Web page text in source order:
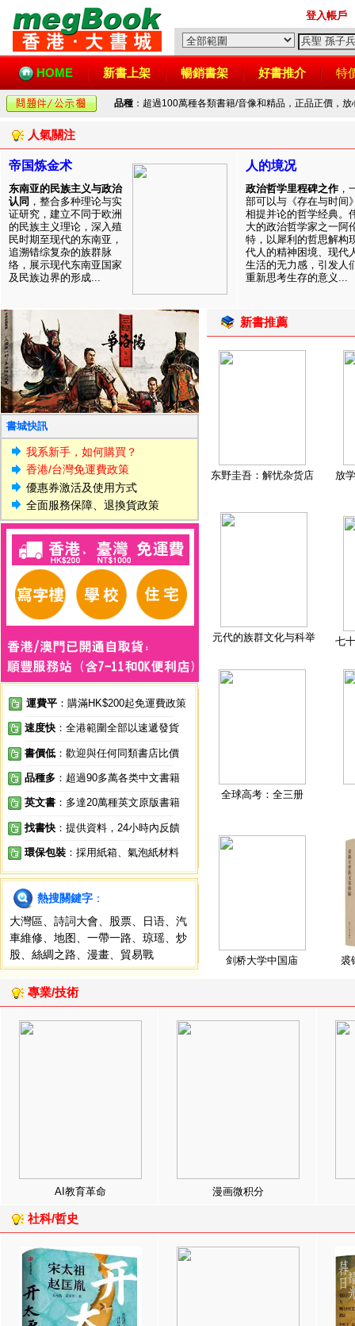
登入帳戶
HOME 新書上架 暢銷書架 好書推介 特
品種 ：超過100萬種各類書籍/音像和精品，正品正價，
人氣關注
帝国炼金术
东南亚的民族主义与政治
认同 ，整合多种理论与实
证研究，建立不同于欧洲
的民族主义理论，深入殖
民时期至现代的东南亚，
追溯错综复杂的族群脉
络，展示现代东南亚国家
及民族边界的形成...
人的境况
政治哲学里程碑之作 ，
部可以与《存在与时间
相提并论的哲学经典。
大的政治哲学家之一阿
特，以犀利的哲思解构
代人的精神困境、现代
生活的无力感，引发人
重新思考生存的意义...
書城快訊
我系新手，如何購買？
香港/台灣免運費政策
優惠券激活及使用方式
全面服務保障、退換貨政策
運費平 ：購滿HK$200起免運費政策
速度快 ：全港範圍全部以速遞發貨
書價低 ：歡迎與任何同類書店比價
品種多 ：超過90多萬各类中文書籍
英文書 ：多達20萬種英文原版書籍
找書快 ：提供資料，24小時內反饋
環保包裝 ：採用紙箱、氣泡紙材料
熱搜關鍵字 ：
大灣區
詩詞大會 股票 日语
汽
車維修
地图 一帶一路 琼瑶
炒
股
絲綢之路 漫畫 貿易戰
新書推薦
东野圭吾：解忧杂货店 放
元代的族群文化与科举 七
全球高考：全三册
剑桥大学中国庙 裘
專業/技術
AI教育革命 漫画微积分
社科/哲史